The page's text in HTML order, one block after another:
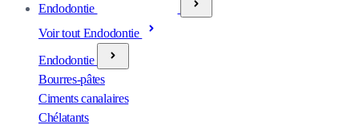
Endodontie
Voir tout Endodontie
Endodontie
Bourres-pâtes
Ciments canalaires
Chélatants